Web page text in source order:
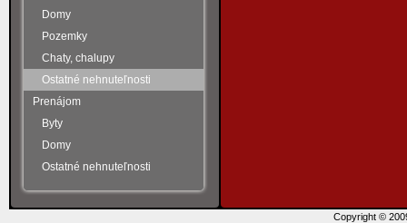
Domy
Pozemky
Chaty, chalupy
Ostatné nehnuteľnosti
Prenájom
Byty
Domy
Ostatné nehnuteľnosti
Copyright ©